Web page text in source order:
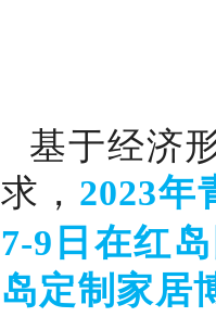
基于经济
求， 2023年
7-9日在红
岛定制家居